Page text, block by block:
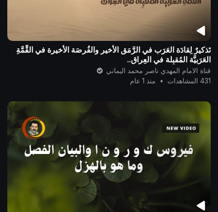
تَذكيرٌ لِقادَة العَرَب في الرَّمَق الأخير والفُرصَة الأخيرة في القِّمَّةِ
العَرَبيَّة المُقبِلة في العِراق..
قناة الامام المهدي ناصر محمد اليماني
431 المشاهدات
• منذ 1 عام